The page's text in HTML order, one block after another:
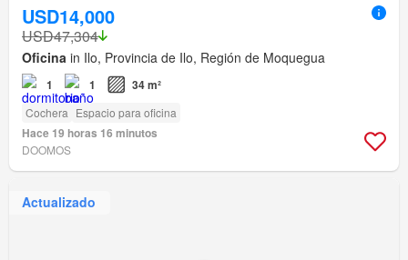
USD14,000
USD47,304
Oficina in Ilo, Provincia de Ilo, Región de Moquegua
1 1 34 m²
Cochera Espacio para oficina
Hace 19 horas 16 minutos
DOOMOS
Actualizado